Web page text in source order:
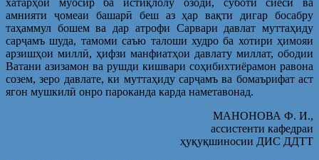
амнияти ҷомеаи башарӣ беш аз ҳар вақти дигар босабру
таҳаммул бошем ва дар атрофи Сарвари давлат муттаҳиду
сарҷамъ шуда, тамоми саъю талоши худро ба хотири ҳимояи
арзишҳои миллӣ, ҳифзи манфиатҳои давлату миллат, ободии
Ватани азизамон ва рушди кишвари соҳибихтиёрамон равона
созем, зеро давлате, ки муттаҳиду сарҷамъ ва бомаърифат аст
ягон мушкилӣ онро пароканда карда наметавонад.
МАНОНОВА Ф. И.,
ассистенти кафедраи
ҳуқуқшиносии ДИС ДДТТ